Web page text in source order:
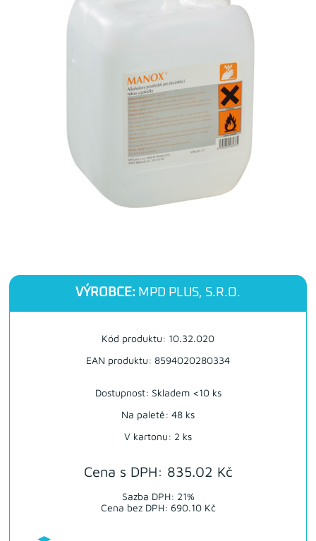
VÝROBCE: MPD PLUS, S.R.O.
Cena s DPH: 835.02 Kč
Sazba DPH: 21%
Cena bez DPH: 690.10 Kč
Kód produktu: 10.32.020
EAN produktu: 8594020280334
Dostupnost: Skladem <10 ks
Na paletě: 48 ks
V kartonu: 2 ks